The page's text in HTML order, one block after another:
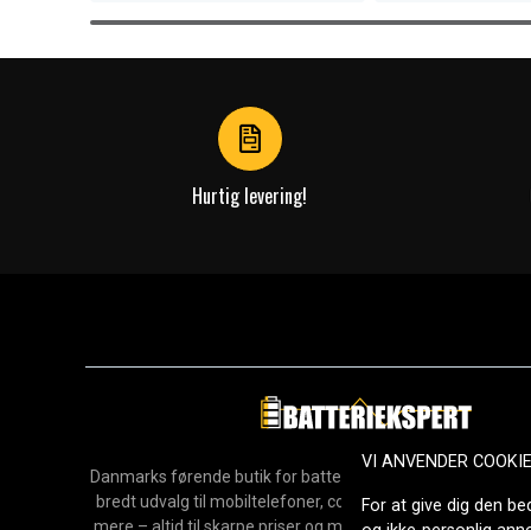
Item
Hurtig levering!
Danmarks førende butik for batterier, opladere og
bredt udvalg til mobiltelefoner, computere, værktøj,
VI ANVENDER
For at give dig den